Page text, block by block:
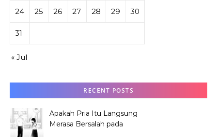
24 25 26 27 28 29 30
31
« Jul
RECENT POSTS
Apakah Pria Itu Langsung
Merasa Bersalah pada